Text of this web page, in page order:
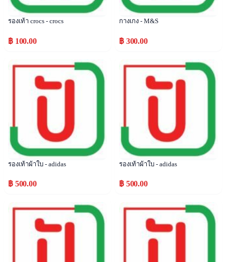
รองเท้า crocs - crocs
฿ 100.00
กางเกง - M&S
฿ 300.00
Popular
รองเท้าผ้าใบ - adidas
฿ 500.00
Popular
รองเท้าผ้าใบ - adidas
฿ 500.00
Popular Popular